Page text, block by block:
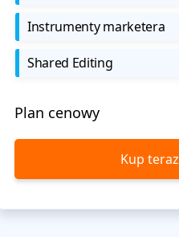
Instrumenty marketera
Shared Editing
Plan cenowy
Kup teraz